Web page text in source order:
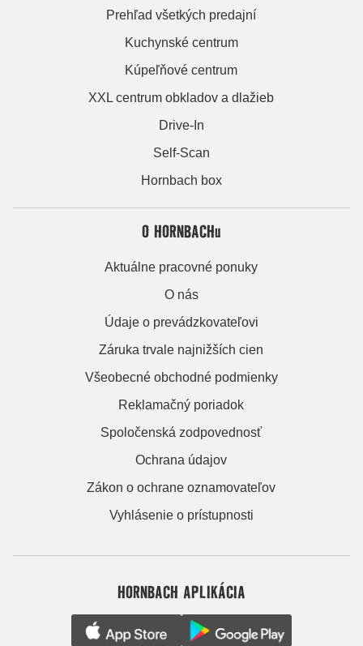
Prehľad všetkých predajní
Kuchynské centrum
Kúpeľňové centrum
XXL centrum obkladov a dlažieb
Drive-In
Self-Scan
Hornbach box
O HORNBACHu
Aktuálne pracovné ponuky
O nás
Údaje o prevádzkovateľovi
Záruka trvale najnižších cien
Všeobecné obchodné podmienky
Reklamačný poriadok
Spoločenská zodpovednosť
Ochrana údajov
Zákon o ochrane oznamovateľov
Vyhlásenie o prístupnosti
HORNBACH APLIKÁCIA